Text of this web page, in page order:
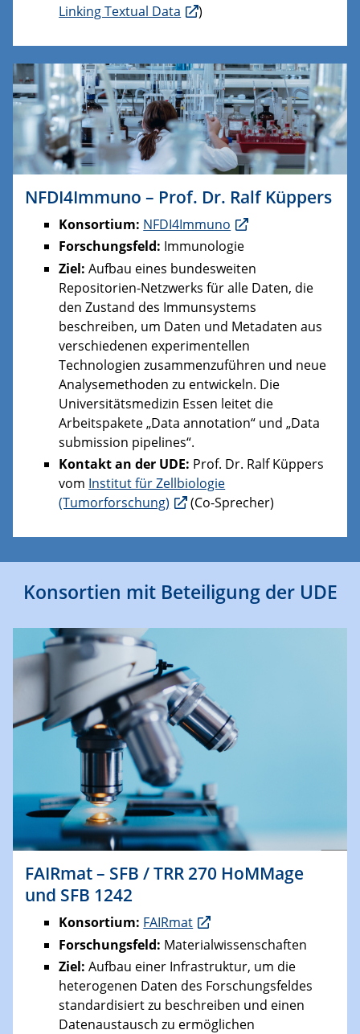
Linking Textual Data
)
NFDI4Immuno – Prof. Dr. Ralf Küppers
Konsortium: NFDI4Immuno
Forschungsfeld: Immunologie
Ziel: Aufbau eines bundesweiten
Repositorien-Netzwerks für alle Daten, die
den Zustand des Immunsystems
beschreiben, um Daten und Metadaten aus
verschiedenen experimentellen
Technologien zusammenzuführen und neue
Analysemethoden zu entwickeln. Die
Universitätsmedizin Essen leitet die
Arbeitspakete „Data annotation“ und „Data
submission pipelines“.
Kontakt an der UDE: Prof. Dr. Ralf Küppers
vom Institut für Zellbiologie
(Tumorforschung)
(Co-Sprecher)
Konsortien mit Beteiligung der UDE
FAIRmat – SFB / TRR 270 HoMMage
und SFB 1242
Konsortium: FAIRmat
Forschungsfeld: Materialwissenschaften
Ziel:Aufbau einer Infrastruktur, um die
heterogenen Daten des Forschungsfeldes
standardisiert zu beschreiben und einen
Datenaustausch zu ermöglichen